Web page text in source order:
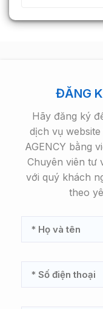
ĐĂNG
Hãy đăng ký
dịch vụ
AGENCY bằng
Chuyên viên tư
với quý khách
theo